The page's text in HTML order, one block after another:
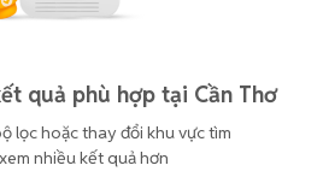
quả phù hợp tại Cần Thơ
lọc hoặc thay đổi khu vực tìm
nhiều kết quả hơn